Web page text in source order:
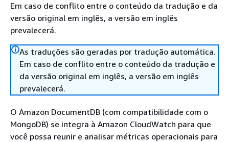
Em caso de conflito entre o conteúdo da tradução e da
versão original em inglês, a versão em inglês
prevalecerá.
As traduções são geradas por tradução automática.
Em caso de conflito entre o conteúdo da tradução e
da versão original em inglês, a versão em inglês
prevalecerá.
O Amazon DocumentDB (com compatibilidade com o
MongoDB) se integra à Amazon CloudWatch para que
você possa reunir e analisar métricas operacionais para